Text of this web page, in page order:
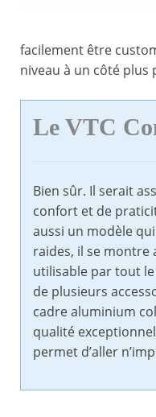
facilement être
niveau à un côté
Le VTC
Bien sûr. Il serait
confort et de
aussi un modèle
raides, il se montre
utilisable par tout
de plusieurs
cadre aluminium
qualité
permet d’aller